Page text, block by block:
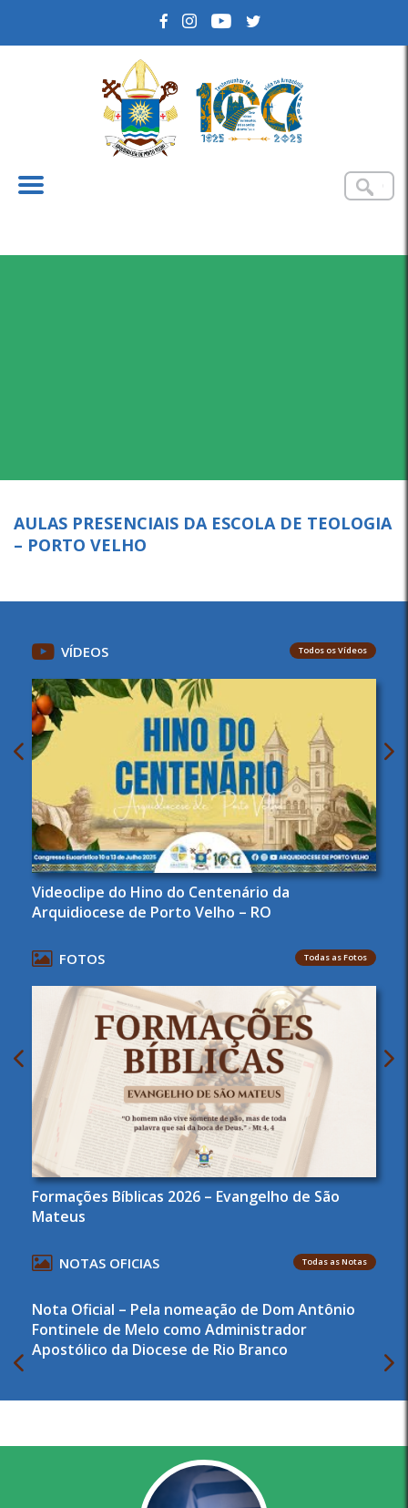
AULAS PRESENCIAIS DA ESCOLA DE TEOLOGIA
– PORTO VELHO
VÍDEOS Todos os Vídeos
Videoclipe do Hino do Centenário da
Arquidiocese de Porto Velho – RO
FOTOS Todas as Fotos
Formações Bíblicas 2026 – Evangelho de São
Mateus
NOTAS OFICIAS Todas as Notas
Nota Oficial – Pela nomeação de Dom Antônio
Fontinele de Melo como Administrador
Apostólico da Diocese de Rio Branco